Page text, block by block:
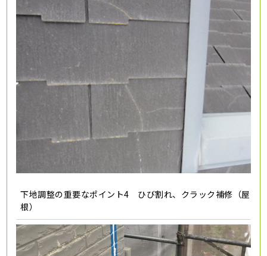
下地調整の重要なポイント4 ひび割れ、クラック補修（屋
根）